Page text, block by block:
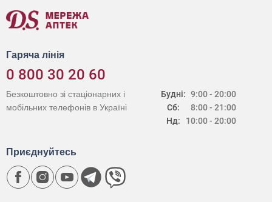
Гаряча лінія
0 800 30 20 60
Будні:
Сб:
Нд:
9:00 - 20:00
8:00 - 21:00
10:00 - 20:00
Безкоштовно зі стаціонарних і
мобільних телефонів в Україні
Приєднуйтесь